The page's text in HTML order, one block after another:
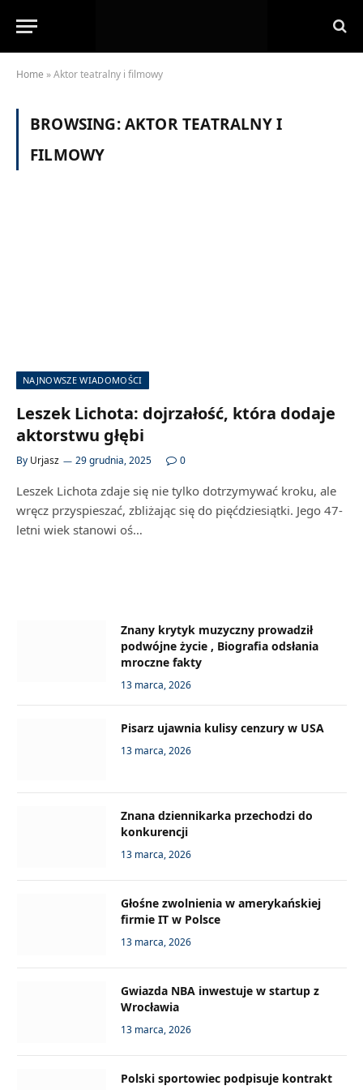
Home »Aktor teatralny i filmowy
BROWSING:AKTOR TEATRALNY I
FILMOWY
NAJNOWSZE WIADOMOŚCI
Leszek Lichota: dojrzałość, która dodaje
aktorstwu głębi
By Urjasz 29 grudnia, 2025 0
Leszek Lichota zdaje się nie tylko dotrzymywać kroku, ale
wręcz przyspieszać, zbliżając się do pięćdziesiątki. Jego 47-
letni wiek stanowi oś…
Znany krytyk muzyczny prowadził
podwójne życie , Biografia odsłania
mroczne fakty
13 marca, 2026
Pisarz ujawnia kulisy cenzury w USA
13 marca, 2026
Znana dziennikarka przechodzi do
konkurencji
13 marca, 2026
Głośne zwolnienia w amerykańskiej
firmie IT w Polsce
13 marca, 2026
Gwiazda NBA inwestuje w startup z
Wrocławia
13 marca, 2026
Polski sportowiec podpisuje kontrakt